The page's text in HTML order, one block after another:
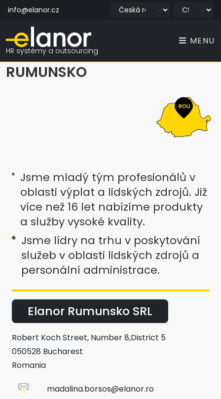
info@elanor.cz
HR systémy a outsourcing
MENU
RUMUNSKO
Jsme mladý tým profesionálů v
oblasti výplat a lidských zdrojů. Již
více než 16 let nabízíme produkty
a služby vysoké kvality.
Jsme lídry na trhu v poskytování
služeb v oblasti lidských zdrojů a
personální administrace.
Elanor Rumunsko SRL
Robert Koch Street, Number 8,District 5
050528 Bucharest
Romania
madalina.borsos@elanor.ro